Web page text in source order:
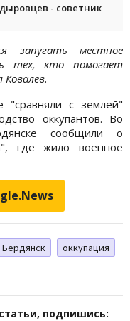
- советник
запугать местное
тех, кто помогает
с землей"
оккупантов. Во
сообщили о
где жило военное
Бердянск
оккупация
подпишись: